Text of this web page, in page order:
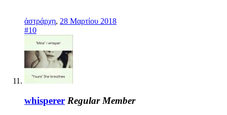
ἀστράρχη, 28 Μαρτίου 2018
#10
whisperer Regular Member